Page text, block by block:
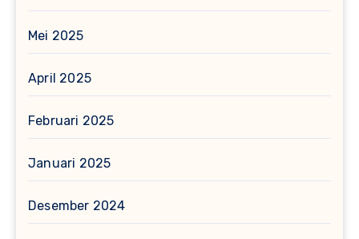
Mei 2025
April 2025
Februari 2025
Januari 2025
Desember 2024